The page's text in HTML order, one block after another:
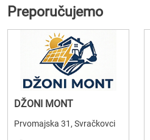
Preporučujemo
DŽONI MONT
Prvomajska 31, Svračkovci